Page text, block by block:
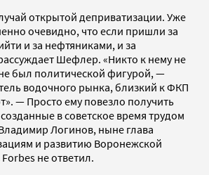
открытой деприватизации. Уже
очевидно, что если пришли за
и за нефтяниками, и за
Шефлер. «Никто к нему не
был политической фигурой, —
водочного рынка, близкий к ФКП
— Просто ему повезло получить
в советское время трудом
Логинов, ныне глава
и развитию Воронежской
не ответил.